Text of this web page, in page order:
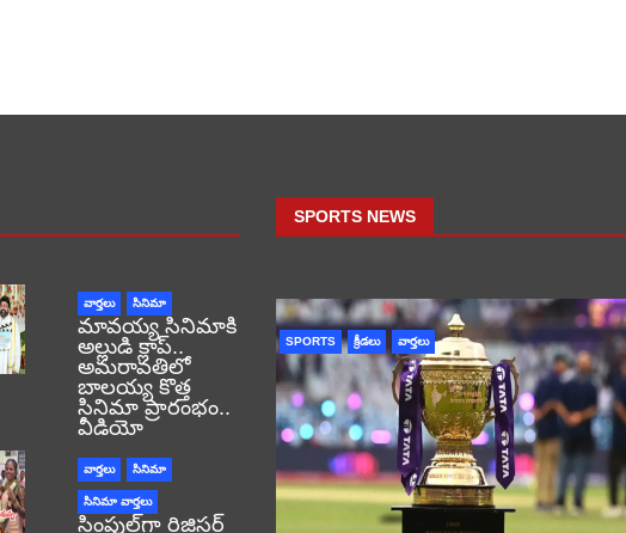
వార్తలు సినిమా
మావయ్య సినిమాకి
అల్లుడి క్లాప్..
అమరావతిలో
బాలయ్య కొత్త
సినిమా ప్రారంభం..
వీడియో
వార్తలు సినిమా
సినిమా వార్తలు
సింపుల్‌గా రిజిస్టర్‌
SPORTS NEWS
SPORTS క్రీడలు వార్తలు